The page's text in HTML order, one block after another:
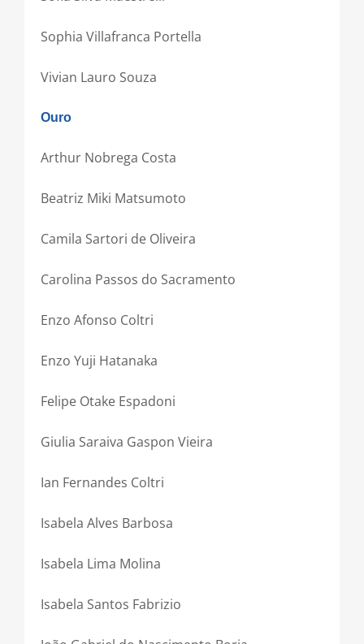
Sophia Villafranca Portella
Vivian Lauro Souza
Ouro
Arthur Nobrega Costa
Beatriz Miki Matsumoto
Camila Sartori de Oliveira
Carolina Passos do Sacramento
Enzo Afonso Coltri
Enzo Yuji Hatanaka
Felipe Otake Espadoni
Giulia Saraiva Gaspon Vieira
Ian Fernandes Coltri
Isabela Alves Barbosa
Isabela Lima Molina
Isabela Santos Fabrizio